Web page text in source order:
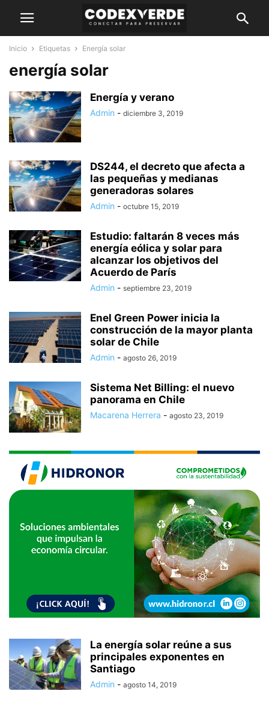
Inicio Etiquetas Energía solar
energía solar
Energía y verano
Admin - diciembre 3, 2019
DS244, el decreto que afecta a
las pequeñas y medianas
generadoras solares
Admin - octubre 15, 2019
Estudio: faltarán 8 veces más
energía eólica y solar para
alcanzar los objetivos del
Acuerdo de París
Admin - septiembre 23, 2019
Enel Green Power inicia la
construcción de la mayor planta
solar de Chile
Admin - agosto 26, 2019
Sistema Net Billing: el nuevo
panorama en Chile
Macarena Herrera - agosto 23, 2019
La energía solar reúne a sus
principales exponentes en
Santiago
Admin - agosto 14, 2019